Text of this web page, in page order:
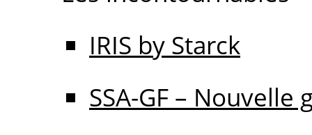
IRIS by Starck
SSA-GF – Nouvelle